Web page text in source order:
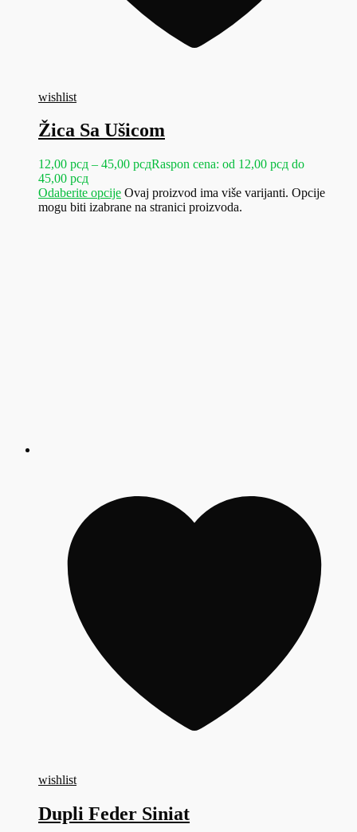
wishlist
Žica Sa Ušicom
12,00 рсд – 45,00 рсдRaspon cena: od 12,00 рсд do
45,00 рсд
Odaberite opcije Ovaj proizvod ima više varijanti. Opcije
mogu biti izabrane na stranici proizvoda.
wishlist
Dupli Feder Siniat